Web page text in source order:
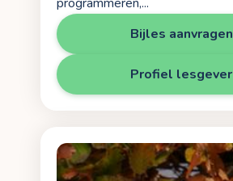
Bijles aanvragen
Profiel lesgever